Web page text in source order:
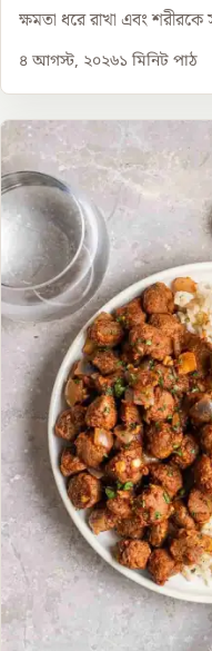
ক্ষমতা ধরে রাখা এবং শরীরকে
৪ আগস্ট, ২০২৬১ মিনিট পাঠ